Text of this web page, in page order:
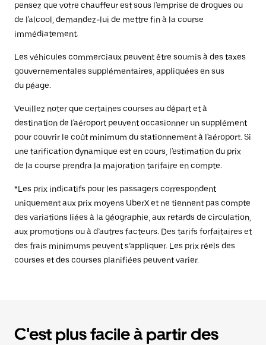
pensez que votre chauffeur est sous l'emprise de drogues ou
de l'alcool, demandez-lui de mettre fin à la course
immédiatement.
Les véhicules commerciaux peuvent être soumis à des taxes
gouvernementales supplémentaires, appliquées en sus
du péage.
Veuillez noter que certaines courses au départ et à
destination de l'aéroport peuvent occasionner un supplément
pour couvrir le coût minimum du stationnement à l'aéroport. Si
une tarification dynamique est en cours, l'estimation du prix
de la course prendra la majoration tarifaire en compte.
*Les prix indicatifs pour les passagers correspondent
uniquement aux prix moyens UberX et ne tiennent pas compte
des variations liées à la géographie, aux retards de circulation,
aux promotions ou à d’autres facteurs. Des tarifs forfaitaires et
des frais minimums peuvent s’appliquer. Les prix réels des
courses et des courses planifiées peuvent varier.
C'est plus facile à partir des